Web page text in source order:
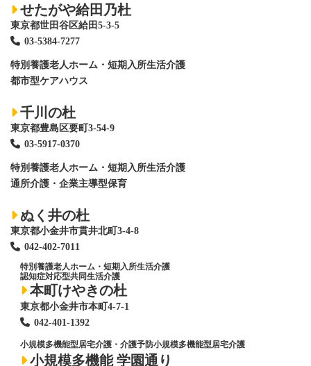
せたがや給田乃杜
東京都世田谷区給田5-3-5
03-5384-7277
特別養護老人ホーム ・短期入所生活介護
都市型ケアハウス
千川の杜
東京都豊島区要町3-54-9
03-5917-0370
特別養護老人ホーム ・短期入所生活介護
通所介護・企業主導型保育
ぬく井の杜
東京都小金井市貫井北町3-4-8
042-402-7011
特別養護老人ホーム ・短期入所生活介護
認知症対応型共同生活介護
本町けやきの杜
東京都小金井市本町4-7-1
042-401-1392
小規模多機能型居宅介護・介護予防小規模多機能型居宅介護
小規模多機能 学園通り